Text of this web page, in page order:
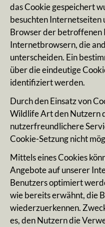
das Cookie gespeichert
besuchten Internetseiten
Browser der betroffenen
Internetbrowsern, die
unterscheiden. Ein
über die eindeutige
identifiziert werden.
Durch den Einsatz von
Wildlife Art den Nutzern
nutzerfreundlichere
Cookie-Setzung nicht
Mittels eines Cookies
Angebote auf unserer
Benutzers optimiert
wie bereits erwähnt, die
wiederzuerkennen.
es, den Nutzern die